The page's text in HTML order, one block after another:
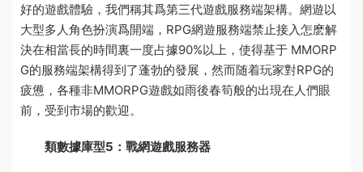
好的遊戲體驗，我們稱其爲第三代遊戲服務端架構。網遊以
大型多人角色扮演爲開端，RPG網遊服務端禁止接入怎麽解
決在相當長的時間裏一度占據90%以上，使得基于 MMORP
G的服務端架構得到了蓬勃的發展，然而随着玩家對RPG的
疲憊，各種非MMORPG遊戲如雨後春筍般的出現在人們眼
前，受到市場的歡迎。
類數據庫型5：戰網遊戲服務器